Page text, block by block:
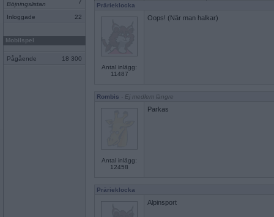
Böjningslistan
7
Inloggade 22
Mobilspel
Pågående 18 300
Prärieklocka
Antal inlägg:
11487
Oops! (När man halkar)
Rombis - Ej medlem längre
Antal inlägg:
12458
Parkas
Prärieklocka
Alpinsport